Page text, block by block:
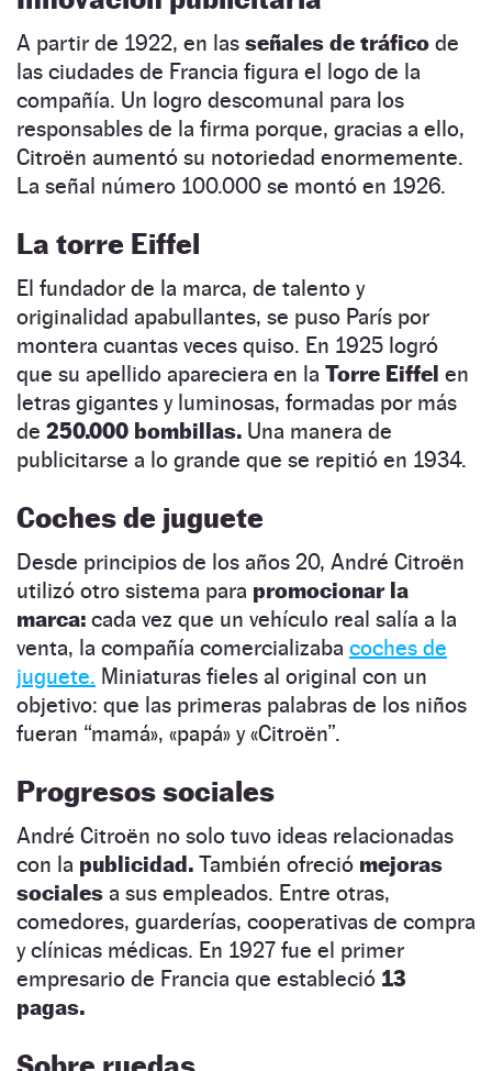
A partir de 1922, en las señales de tráfico de
las ciudades de Francia figura el logo de la
compañía. Un logro descomunal para los
responsables de la firma porque, gracias a ello,
Citroën aumentó su notoriedad enormemente.
La señal número 100.000 se montó en 1926.
La torre Eiffel
El fundador de la marca, de talento y
originalidad apabullantes, se puso París por
montera cuantas veces quiso. En 1925 logró
que su apellido apareciera en la Torre Eiffel en
letras gigantes y luminosas, formadas por más
de 250.000 bombillas. Una manera de
publicitarse a lo grande que se repitió en 1934.
Coches de juguete
Desde principios de los años 20, André Citroën
utilizó otro sistema para promocionar la
marca: cada vez que un vehículo real salía a la
venta, la compañía comercializaba coches de
juguete. Miniaturas fieles al original con un
objetivo: que las primeras palabras de los niños
fueran “mamá», «papá» y «Citroën”.
Progresos sociales
André Citroën no solo tuvo ideas relacionadas
con la publicidad. También ofreció mejoras
sociales a sus empleados. Entre otras,
comedores, guarderías, cooperativas de compra
y clínicas médicas. En 1927 fue el primer
empresario de Francia que estableció 13
pagas.